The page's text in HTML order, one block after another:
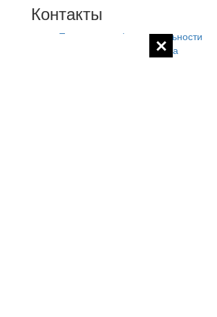
Контакты
Политика конфиденциальности
Контакты администратора